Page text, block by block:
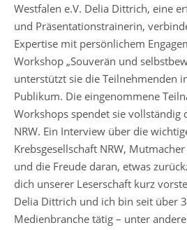
Westfalen e.V. Delia Dittrich, eine
und Präsentationstrainerin,
Expertise mit persönlichem
Workshop „Souverän und
unterstützt sie die Teilnehmenden
Publikum. Die eingenommene
Workshops spendet sie vollständig
NRW. Ein Interview über die
Krebsgesellschaft NRW,
und die Freude daran, etwas
dich unserer Leserschaft kurz
Delia Dittrich und ich bin seit über
Medienbranche tätig – unter